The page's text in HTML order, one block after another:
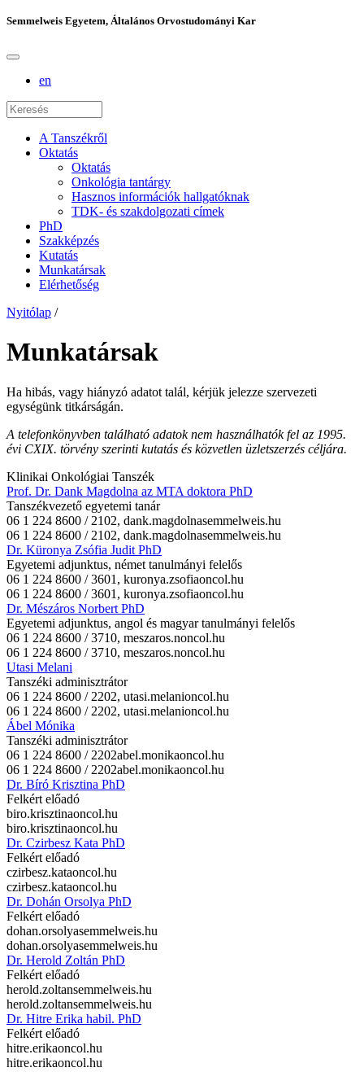
Semmelweis Egyetem, Általános Orvostudományi Kar
en
A Tanszékről
Oktatás
Oktatás
Onkológia tantárgy
Hasznos információk hallgatóknak
TDK- és szakdolgozati címek
PhD
Szakképzés
Kutatás
Munkatársak
Elérhetőség
Nyitólap /
Munkatársak
Ha hibás, vagy hiányzó adatot talál, kérjük jelezze szervezeti
egységünk titkárságán.
A telefonkönyvben található adatok nem használhatók fel az 1995.
évi CXIX. törvény szerinti kutatás és közvetlen üzletszerzés céljára.
Klinikai Onkológiai Tanszék
Prof. Dr. Dank Magdolna az MTA doktora PhD
Tanszékvezető egyetemi tanár
06 1 224 8600 / 2102, dank.magdolnasemmelweis.hu
06 1 224 8600 / 2102, dank.magdolnasemmelweis.hu
Dr. Küronya Zsófia Judit PhD
Egyetemi adjunktus, német tanulmányi felelős
06 1 224 8600 / 3601, kuronya.zsofiaoncol.hu
06 1 224 8600 / 3601, kuronya.zsofiaoncol.hu
Dr. Mészáros Norbert PhD
Egyetemi adjunktus, angol és magyar tanulmányi felelős
06 1 224 8600 / 3710, meszaros.noncol.hu
06 1 224 8600 / 3710, meszaros.noncol.hu
Utasi Melani
Tanszéki adminisztrátor
06 1 224 8600 / 2202, utasi.melanioncol.hu
06 1 224 8600 / 2202, utasi.melanioncol.hu
Ábel Mónika
Tanszéki adminisztrátor
06 1 224 8600 / 2202abel.monikaoncol.hu
06 1 224 8600 / 2202abel.monikaoncol.hu
Dr. Bíró Krisztina PhD
Felkért előadó
biro.krisztinaoncol.hu
biro.krisztinaoncol.hu
Dr. Czirbesz Kata PhD
Felkért előadó
czirbesz.kataoncol.hu
czirbesz.kataoncol.hu
Dr. Dohán Orsolya PhD
Felkért előadó
dohan.orsolyasemmelweis.hu
dohan.orsolyasemmelweis.hu
Dr. Herold Zoltán PhD
Felkért előadó
herold.zoltansemmelweis.hu
herold.zoltansemmelweis.hu
Dr. Hitre Erika habil. PhD
Felkért előadó
hitre.erikaoncol.hu
hitre.erikaoncol.hu